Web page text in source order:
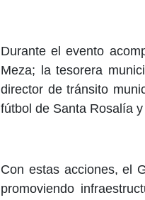
Durante el evento
Meza; la tesorera
director de tránsito
fútbol de Santa Rosalía
Con estas acciones, el
promoviendo